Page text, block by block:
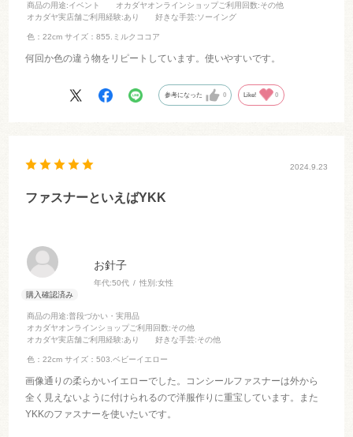
商品の用途:イベント オカダヤオンラインショップご利用回数:その他
オカダヤ実店舗ご利用経験:あり 好きな手芸:ソーイング
色：22cm サイズ：855.ミルクココア
何回か色の違う物をリピートしています。使いやすいです。
参考になった 0 Like! 0
お針子
年代:50代 性別:女性
商品の用途:普段づかい・実用品
オカダヤオンラインショップご利用回数:その他
オカダヤ実店舗ご利用経験:あり 好きな手芸:その他
色：22cm サイズ：503.ベビーイエロー
2024.9.23
ファスナーといえばYKK
画像通りの柔らかいイエローでした。コンシールファスナーは外から
全く見えないように付けられるので洋服作りに重宝しています。また
YKKのファスナーを使いたいです。